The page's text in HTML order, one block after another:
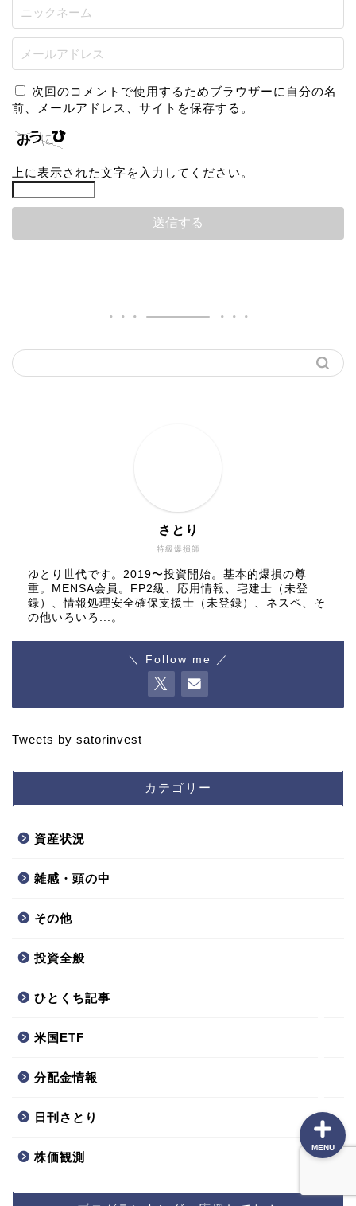
次回のコメントで使用するためブラウザーに自分の名
前、メールアドレス、サイトを保存する。
上に表示された文字を入力してください。
特級爆損師
さとり
ゆとり世代です。2019〜投資開始。基本的爆損の尊
重。MENSA会員。FP2級、応用情報、宅建士（未登
録）、情報処理安全確保支援士（未登録）、ネスペ、そ
の他いろいろ...。
＼ Follow me ／
Tweets by satorinvest
カテゴリー
資産状況
雑感・頭の中
その他
投資全般
ひとくち記事
米国ETF
分配金情報
日刊さとり
株価観測
MENU